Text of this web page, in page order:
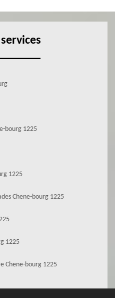
bourg 1225
1225
Chene-bourg 1225
1225
Chene-bourg 1225